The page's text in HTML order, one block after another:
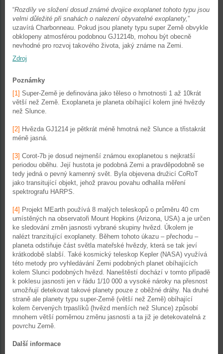
“Rozdíly ve složení dosud známé dvojice exoplanet tohoto typu jsou
velmi důležité při snahách o nalezení obyvatelné exoplanety,”
uzavírá Charbonneau. Pokud jsou planety typu super Země obvykle
obklopeny atmosférou podobnou GJ1214b, mohou být obecně
nevhodné pro rozvoj takového života, jaký známe na Zemi.
Zdroj
Poznámky
[1] Super-Země je definována jako těleso o hmotnosti 1 až 10krát
větší než Země. Exoplaneta je planeta obíhající kolem jiné hvězdy
než Slunce.
[2] Hvězda GJ1214 je pětkrát méně hmotná než Slunce a třistakrát
méně jasná.
[3] Corot-7b je dosud nejmenší známou exoplanetou s nejkratší
periodou oběhu. Její hustota je podobná Zemi a pravděpodobně se
tedy jedná o pevný kamenný svět. Byla objevena družicí CoRoT
jako transitující objekt, jehož pravou povahu odhalila měření
spektrografu HARPS.
[4] Projekt MEarth používá 8 malých teleskopů o průměru 40 cm
umístěných na observatoři Mount Hopkins (Arizona, USA) a je určen
ke sledování změn jasnosti vybrané skupiny hvězd. Úkolem je
nalézt tranzitující exoplanety. Během tohoto úkazu – přechodu –
planeta odstiňuje část světla mateřské hvězdy, která se tak jeví
krátkodobě slabší. Také kosmický teleskop Kepler (NASA) využívá
této metody pro vyhledávání Zemi podobných planet obíhajících
kolem Slunci podobných hvězd. Naneštěstí dochází v tomto případě
k poklesu jasnosti jen v řádu 1/10 000 a vysoké nároky na přesnost
umožňují detekovat takové planety pouze z oběžné dráhy. Na druhé
straně ale planety typu super-Země (větší než Země) obíhající
kolem červených trpaslíků (hvězd menších než Slunce) způsobí
mnohem větší poměrnou změnu jasnosti a ta již je detekovatelná z
povrchu Země.
Další informace